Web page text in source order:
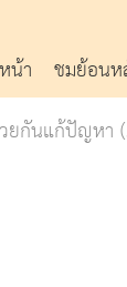
น้า ชมย้อนห
ยกันแก้ปัญหา